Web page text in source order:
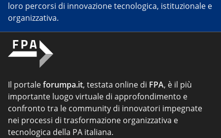
loro percorsi di innovazione tecnologica, istituzionale e
organizzativa.
Il portaleforumpa.it, testata online di FPA, è il più
importante luogo virtuale di approfondimento e
confronto tra le community di innovatori impegnate
nei processi di trasformazione organizzativa e
tecnologica della PA italiana.